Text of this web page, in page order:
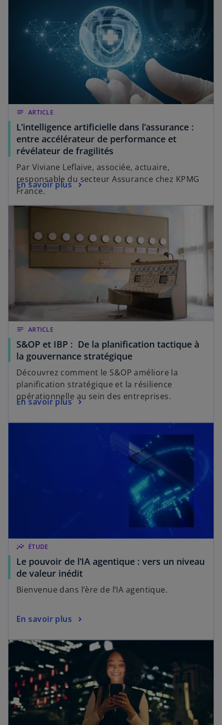
notes ARTICLE
L’intelligence artificielle dans l’assurance :
entre accélérateur de performance et
révélateur de fragilités
Par Viviane Leflaive, associée, actuaire,
responsable du secteur Assurance chez KPMG
France.
En savoir plus
notes ARTICLE
S&OP et IBP : De la planification tactique à
la gouvernance stratégique
Découvrez comment le S&OP améliore la
planification stratégique et la résilience
opérationnelle au sein des entreprises.
En savoir plus
insights ÉTUDE
Le pouvoir de l’IA agentique : vers un niveau
de valeur inédit
Bienvenue dans l’ère de l’IA agentique.
En savoir plus